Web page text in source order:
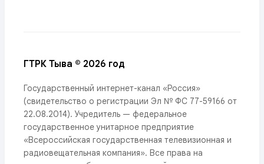
ГТРК Тыва © 2026 год
Государственный интернет-канал «Россия»
(свидетельство о регистрации Эл № ФС 77-59166 от
22.08.2014). Учредитель — федеральное
государственное унитарное предприятие
«Всероссийская государственная телевизионная и
радиовещательная компания». Все права на